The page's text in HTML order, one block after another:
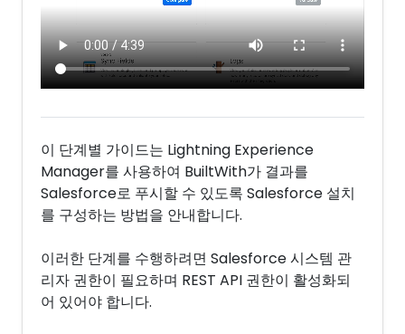
이 단계별 가이드는 Lightning Experience
Manager를 사용하여 BuiltWith가 결과를
Salesforce로 푸시할 수 있도록 Salesforce 설치
를 구성하는 방법을 안내합니다.
이러한 단계를 수행하려면 Salesforce 시스템 관
리자 권한이 필요하며 REST API 권한이 활성화되
어 있어야 합니다.